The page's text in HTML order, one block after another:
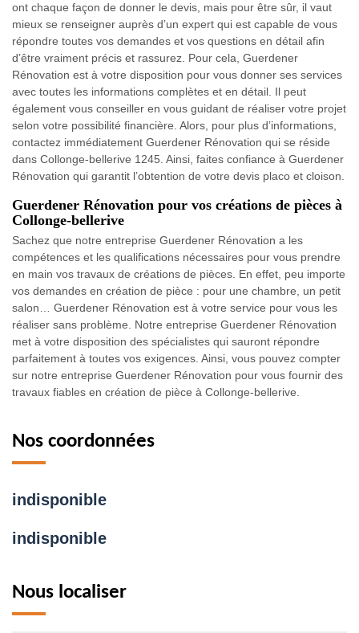
ont chaque façon de donner le devis, mais pour être sûr, il vaut
mieux se renseigner auprès d’un expert qui est capable de vous
répondre toutes vos demandes et vos questions en détail afin
d’être vraiment précis et rassurez. Pour cela, Guerdener
Rénovation est à votre disposition pour vous donner ses services
avec toutes les informations complètes et en détail. Il peut
également vous conseiller en vous guidant de réaliser votre projet
selon votre possibilité financière. Alors, pour plus d’informations,
contactez immédiatement Guerdener Rénovation qui se réside
dans Collonge-bellerive 1245. Ainsi, faites confiance à Guerdener
Rénovation qui garantit l’obtention de votre devis placo et cloison.
Guerdener Rénovation pour vos créations de pièces à
Collonge-bellerive
Sachez que notre entreprise Guerdener Rénovation a les
compétences et les qualifications nécessaires pour vous prendre
en main vos travaux de créations de pièces. En effet, peu importe
vos demandes en création de pièce : pour une chambre, un petit
salon… Guerdener Rénovation est à votre service pour vous les
réaliser sans problème. Notre entreprise Guerdener Rénovation
met à votre disposition des spécialistes qui sauront répondre
parfaitement à toutes vos exigences. Ainsi, vous pouvez compter
sur notre entreprise Guerdener Rénovation pour vous fournir des
travaux fiables en création de pièce à Collonge-bellerive.
Nos coordonnées
indisponible
indisponible
Nous localiser